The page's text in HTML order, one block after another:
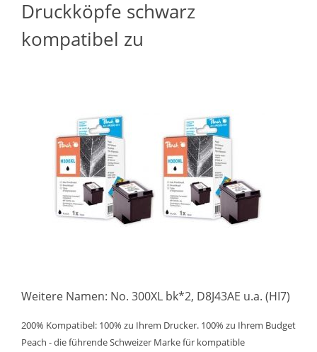
Druckköpfe schwarz
kompatibel zu
Weitere Namen: No. 300XL bk*2, D8J43AE u.a. (HI7)
200% Kompatibel: 100% zu Ihrem Drucker. 100% zu Ihrem Budget
Peach - die führende Schweizer Marke für kompatible